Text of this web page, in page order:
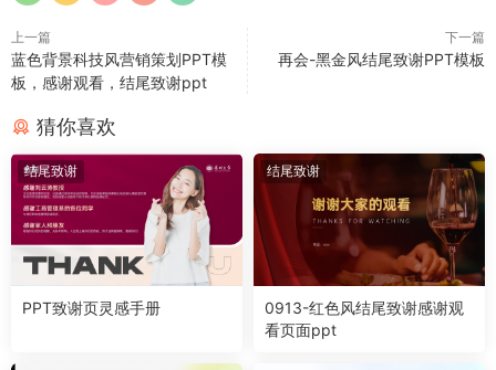
上一篇
蓝色背景科技风营销策划PPT模
板，感谢观看，结尾致谢ppt
下一篇
再会-黑金风结尾致谢PPT模板
猜你喜欢
结尾致谢
PPT致谢页灵感手册
结尾致谢
0913-红色风结尾致谢感谢观
看页面ppt